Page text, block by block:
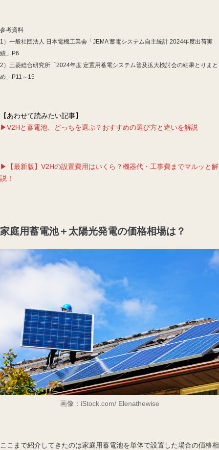
参考資料
1） 一般社団法人 日本電機工業会「JEMA 蓄電システム自主統計 2024年度出荷実
績」P6
2）
三菱総合研究所「2024年度 定置用蓄電システム普及拡大検討会の結果とりまと
め」P11～15
【あわせて読みたい記事】
▶V2Hと蓄電池、どっちを選ぶ？おすすめの選び方と違いを解説
▶【最新版】V2Hの設置費用はいくら？機器代・工事費までマルッと解
説！
家庭用蓄電池＋太陽光発電の価格相場は？
画像：iStock.com/ Elenathewise
ここまで紹介してきたのは家庭用蓄電池を単体で設置した場合の価格相